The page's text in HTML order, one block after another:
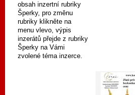
obsah inzertní rubriky
Šperky, pro změnu
rubriky klikněte na
menu vlevo, výpis
inzerátů přejde z rubriky
Šperky na Vámi
zvolené téma inzerce.